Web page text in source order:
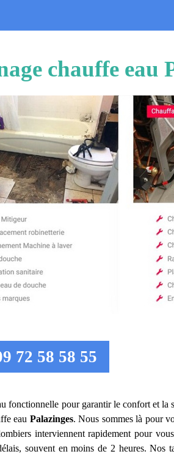
chauffe eau
72 58 58 55
fonctionnelle pour garantir le confort et la
eau Palazinges. Nous sommes là pour
interviennent rapidement pour
souvent en moins de 2 heures. Nos